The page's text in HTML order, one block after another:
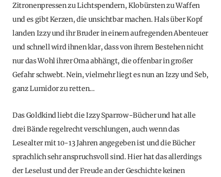
Zitronenpressen zu Lichtspendern, Klobürsten zu Waffen
und es gibt Kerzen, die unsichtbar machen. Hals über Kopf
landen Izzy und ihr Bruder in einem aufregenden Abenteuer
und schnell wird ihnen klar, dass von ihrem Bestehen nicht
nur das Wohl ihrer Oma abhängt, die offenbar in großer
Gefahr schwebt. Nein, vielmehr liegt es nun an Izzy und Seb,
ganz Lumidor zu retten…
Das Goldkind liebt die Izzy Sparrow-Bücher und hat alle
drei Bände regelrecht verschlungen, auch wenn das
Lesealter mit 10-13 Jahren angegeben ist und die Bücher
sprachlich sehr anspruchsvoll sind. Hier hat das allerdings
der Leselust und der Freude an der Geschichte keinen